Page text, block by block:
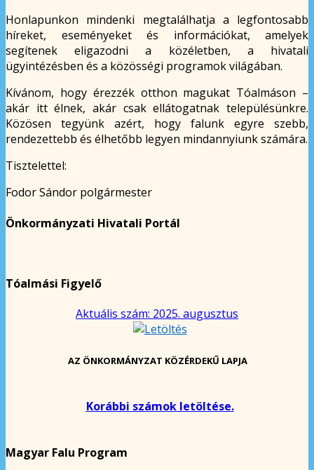
Honlapunkon mindenki megtalálhatja a legfontosabb
híreket, eseményeket és információkat, amelyek
segítenek eligazodni a közéletben, a hivatali
ügyintézésben és a közösségi programok világában.
Kívánom, hogy érezzék otthon magukat Tóalmáson –
akár itt élnek, akár csak ellátogatnak településünkre.
Közösen tegyünk azért, hogy falunk egyre szebb,
rendezettebb és élhetőbb legyen mindannyiunk számára.
Tisztelettel:
Fodor Sándor polgármester
Önkormányzati Hivatali Portál
Tóalmási Figyelő
Aktuális szám: 2025. augusztus
AZ ÖNKORMÁNYZAT KÖZÉRDEKŰ LAPJA
Korábbi számok letöltése.
Magyar Falu Program